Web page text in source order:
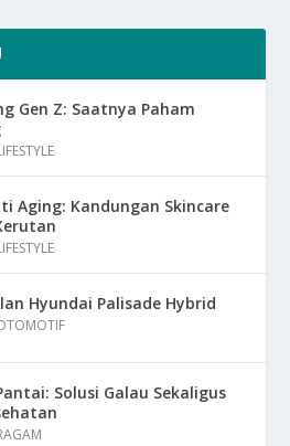
Gen Z: Saatnya Paham
Aging: Kandungan Skincare
Hyundai Palisade Hybrid
Solusi Galau Sekaligus